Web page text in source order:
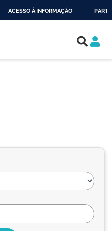
ACESSO À INFORMAÇÃO